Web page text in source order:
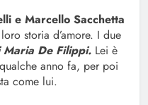
e Marcello Sacchetta
storia d’amore. I due
De Filippi. Lei è
anno fa, per poi
come lui.